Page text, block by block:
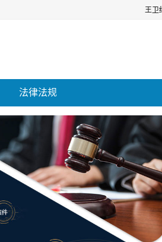
王卫
法律法规